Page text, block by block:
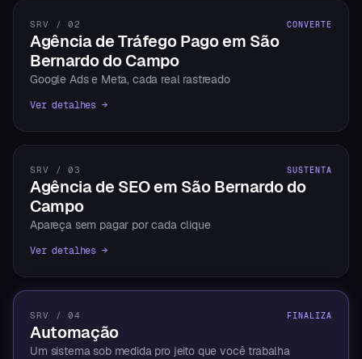
SRV / 02 CONVERTE
Agência de Tráfego Pago em São
Bernardo do Campo
Google Ads e Meta, cada real rastreado
Ver detalhes →
SRV / 03 SUSTENTA
Agência de SEO em São Bernardo do
Campo
Apareça sem pagar por cada clique
Ver detalhes →
SRV / 04 FINALIZA
Automação
Um sistema sob medida pro jeito que você trabalha